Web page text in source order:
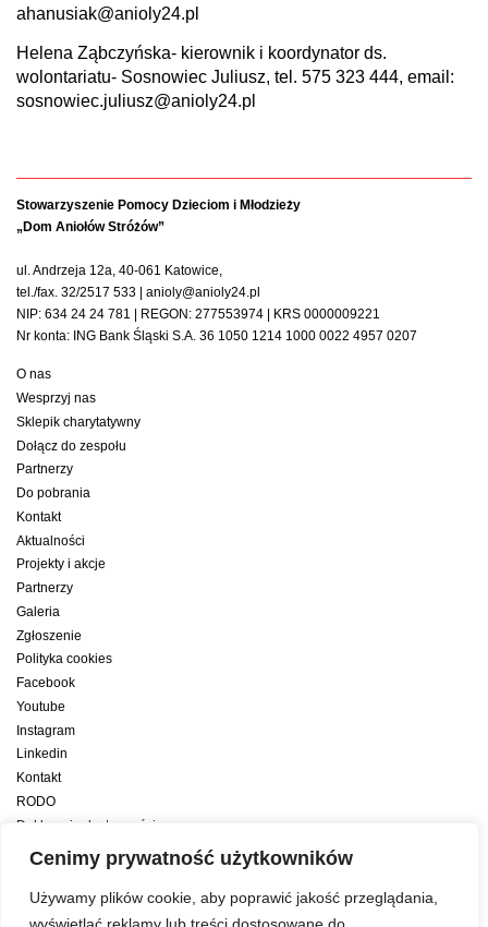
Cenimy prywatność użytkowników
Używamy plików cookie, aby poprawić jakość przeglądania,
ahanusiak@anioly24.pl
Helena Ząbczyńska- kierownik i koordynator ds.
wolontariatu- Sosnowiec Juliusz, tel. 575 323 444, email:
sosnowiec.juliusz@anioly24.pl
Stowarzyszenie Pomocy Dzieciom i Młodzieży
„Dom Aniołów Stróżów”
ul. Andrzeja 12a, 40-061 Katowice,
tel./fax. 32/2517 533 | anioly@anioly24.pl
NIP: 634 24 24 781 | REGON: 277553974 | KRS 0000009221
Nr konta: ING Bank Śląski S.A. 36 1050 1214 1000 0022 4957 0207
O nas
Wesprzyj nas
Sklepik charytatywny
Dołącz do zespołu
Partnerzy
Do pobrania
Kontakt
Aktualności
Projekty i akcje
Partnerzy
Galeria
Zgłoszenie
Polityka cookies
Facebook
Youtube
Instagram
Linkedin
Kontakt
RODO
Deklaracja dostępności
Deklaracja dostępności cyfrowej
konsultanta amerykańskiego programu zarządzania przez cele Best